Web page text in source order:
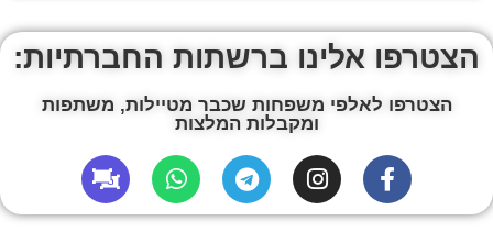
הצטרפו אלינו ברשתות החברתיות:
הצטרפו לאלפי משפחות שכבר מטיילות, משתפות
ומקבלות המלצות